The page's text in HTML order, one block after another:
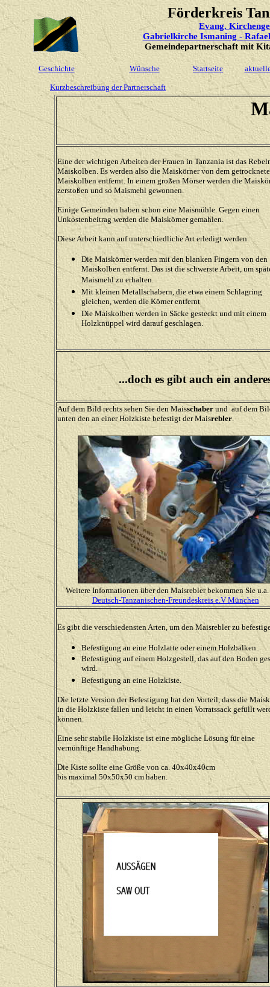
Förderkreis
Evang.
Gabrielkirche Ismaning -
Gemeindepartnerschaft mit
Geschichte Wünsche Startseite
Kurzbeschreibung der Partnerschaft
Eine der wichtigen Arbeiten der Frauen in Tanzania ist das
Maiskolben. Es werden also die Maiskörner von dem
Maiskolben entfernt. In einem großen Mörser werden die
zerstoßen und so Maismehl gewonnen.
Einige Gemeinden haben schon eine Maismühle. Gegen einen
Unkostenbeitrag werden die Maiskörner gemahlen.
Diese Arbeit kann auf unterschiedliche Art erledigt werden:
Die Maiskörner werden mit den blanken Fingern von den
Maiskolben entfernt. Das ist die schwerste Arbeit, um
Maismehl zu erhalten.
Mit kleinen Metallschabern, die etwa einem Schlagring
gleichen, werden die Körner entfernt
Die Maiskolben werden in Säcke gesteckt und mit einem
Holzknüppel wird darauf geschlagen.
...doch es gibt auch ein
Auf dem Bild rechts sehen Sie den Maisschaber und auf dem
unten den an einer Holzkiste befestigt der Maisrebler.
Weitere Informationen über den Maisrebler bekommen Sie
Deutsch-Tanzanischen-Freundeskreis e.V München
Es gibt die verschiedensten Arten, um den Maisrebler zu
Befestigung an eine Holzlatte oder einem Holzbalken..
Befestigung auf einem Holzgestell, das auf den Boden
wird.
Befestigung an eine Holzkiste.
Die letzte Version der Befestigung hat den Vorteil, dass die
in die Holzkiste fallen und leicht in einen Vorratssack gefüllt
können.
Eine sehr stabile Holzkiste ist eine mögliche Lösung für eine
vernünftige Handhabung.
Die Kiste sollte eine Größe von ca. 40x40x40cm
bis maximal 50x50x50 cm haben.